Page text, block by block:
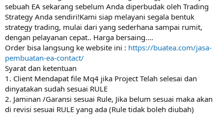
sebuah EA sekarang sebelum Anda diperbudak oleh Trading
Strategy Anda sendiri!Kami siap melayani segala bentuk
strategy trading, mulai dari yang sederhana sampai rumit,
dengan pelayanan cepat.. Harga bersaing....
Order bisa langsung ke website ini : https://buatea.com/jasa-
pembuatan-ea-contact/
Syarat dan ketentuan
1. Client Mendapat file Mq4 jika Project Telah selesai dan
dinyatakan sudah sesuai RULE
2. Jaminan /Garansi sesuai Rule, Jika belum sesuai maka akan
di revisi sesuai RULE yang ada (Rule tidak boleh diubah)